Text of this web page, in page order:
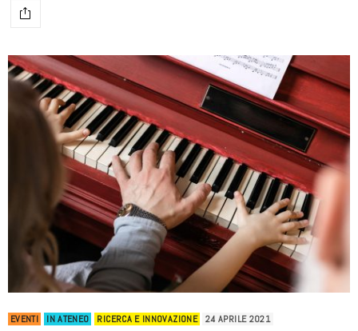
EVENTI IN ATENEO RICERCA E INNOVAZIONE 24 APRILE 2021